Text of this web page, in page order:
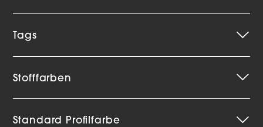
Tags
Stofffarben
Standard Profilfarbe